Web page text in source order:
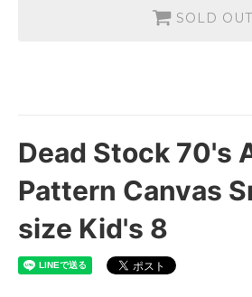
SOLD OUT
Dead Stock 70's
Pattern Canvas
size Kid's 8